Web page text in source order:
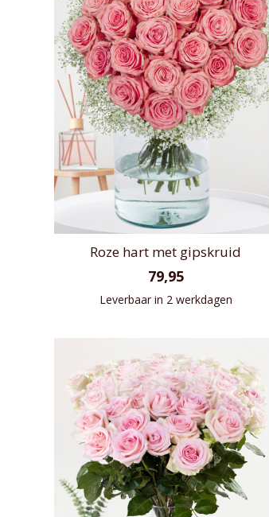
Roze hart met gipskruid
79,95
Leverbaar in 2 werkdagen